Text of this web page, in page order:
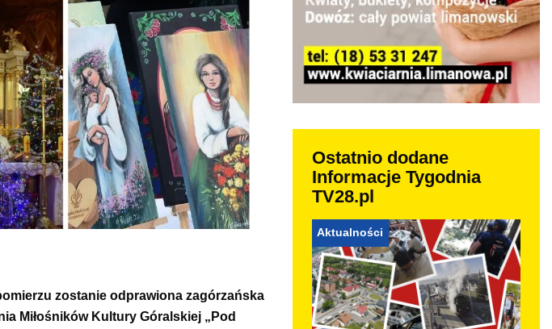
zostanie odprawiona zagórzańska
Miłośników Kultury Góralskiej „Pod
Ostatnio dodane
Informacje Tygodnia
TV28.pl
Aktualności